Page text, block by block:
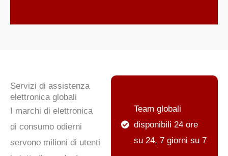
Servizi di assistenza
elettronica globali
I marchi di elettronica
di consumo odierni
servono milioni di utenti
Team globali
disponibili 24 ore
su 24, 7 giorni su 7